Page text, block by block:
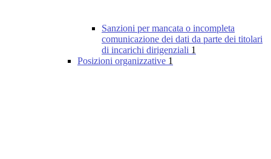
Sanzioni per mancata o incompleta
comunicazione dei dati da parte dei titolari
di incarichi dirigenziali 1
Posizioni organizzative 1